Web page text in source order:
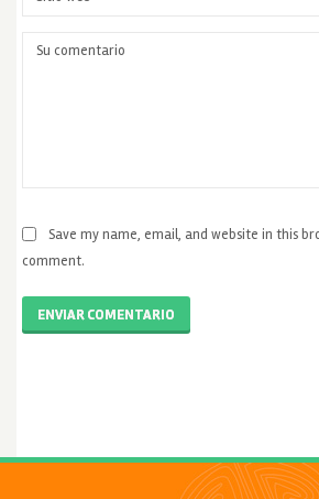
Save my name, email, and website in this
comment.
ENVIAR COMENTARIO